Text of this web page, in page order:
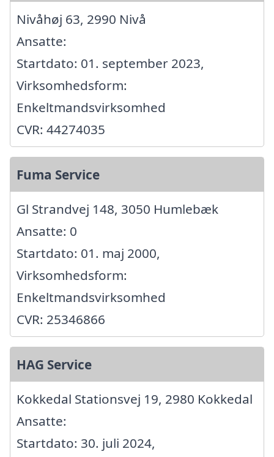
Nivåhøj 63, 2990 Nivå
Ansatte:
Startdato: 01. september 2023,
Virksomhedsform:
Enkeltmandsvirksomhed
CVR: 44274035
Fuma Service
Gl Strandvej 148, 3050 Humlebæk
Ansatte: 0
Startdato: 01. maj 2000,
Virksomhedsform:
Enkeltmandsvirksomhed
CVR: 25346866
HAG Service
Kokkedal Stationsvej 19, 2980 Kokkedal
Ansatte:
Startdato: 30. juli 2024,